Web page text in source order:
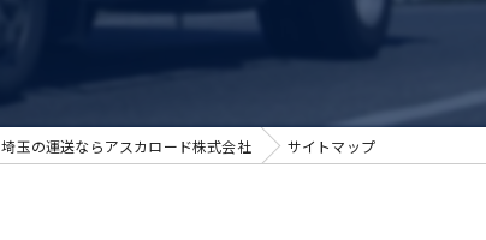
埼玉の運送ならアスカロード株式会社 サイトマップ